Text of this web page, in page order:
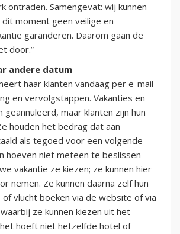
ontraden. Samengevat: wij kunnen
moment geen veilige en
garanderen. Daarom gaan de
door.”
andere datum
haar klanten vandaag per e-mail
en vervolgstappen. Vakanties en
geannuleerd, maar klanten zijn hun
houden het bedrag dat aan
als tegoed voor een volgende
hoeven niet meteen te beslissen
vakantie ze kiezen; ze kunnen hier
nemen. Ze kunnen daarna zelf hun
of vlucht boeken via de website of via
ze kunnen kiezen uit het
hoeft niet hetzelfde hotel of